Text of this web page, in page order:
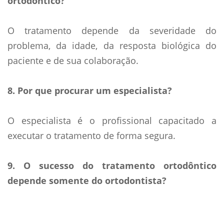
O tratamento depende da severidade do
problema, da idade, da resposta biológica do
paciente e de sua colaboração.
8. Por que procurar um especialista?
O especialista é o profissional capacitado a
executar o tratamento de forma segura.
9. O sucesso do tratamento ortodôntico
depende somente do ortodontista?